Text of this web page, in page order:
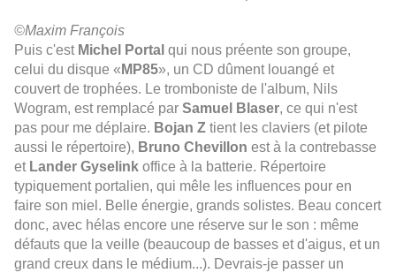
©Maxim François
Puis c'est Michel Portal qui nous préente son groupe,
celui du disque « MP85», un CD dûment louangé et
couvert de trophées. Le tromboniste de l'album, Nils
Wogram, est remplacé par Samuel Blaser, ce qui n'est
pas pour me déplaire. Bojan Z tient les claviers (et pilote
aussi le répertoire), Bruno Chevillon est à la contrebasse
et Lander Gyselink office à la batterie. Répertoire
typiquement portalien, qui mêle les influences pour en
faire son miel. Belle énergie, grands solistes. Beau concert
donc, avec hélas encore une réserve sur le son : même
défauts que la veille (beaucoup de basses et d'aigus, et un
grand creux dans le médium...). Devrais-je passer un